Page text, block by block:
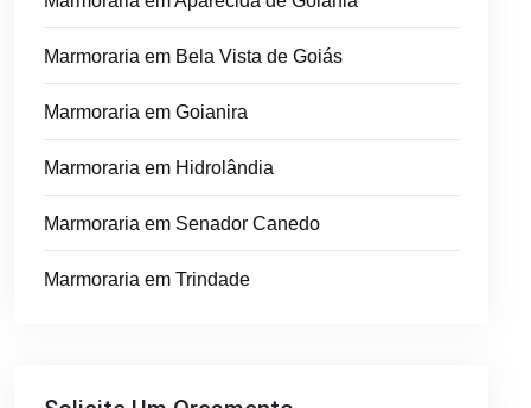
Marmoraria em Bela Vista de Goiás
Marmoraria em Goianira
Marmoraria em Hidrolândia
Marmoraria em Senador Canedo
Marmoraria em Trindade